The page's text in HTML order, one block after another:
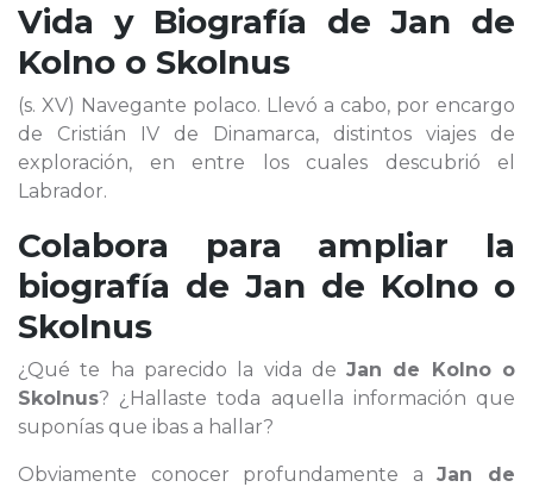
Vida y Biografía deJan de
Kolno o Skolnus
(s. XV) Navegante polaco. Llevó a cabo, por encargo
de Cristián IV de Dinamarca, distintos viajes de
exploración, en entre los cuales descubrió el
Labrador.
Colabora para ampliar la
biografía de Jan de Kolno o
Skolnus
¿Qué te ha parecido la vida deJan de Kolno o
Skolnus? ¿Hallaste toda aquella información que
suponías que ibas a hallar?
Obviamente conocer profundamente aJan de